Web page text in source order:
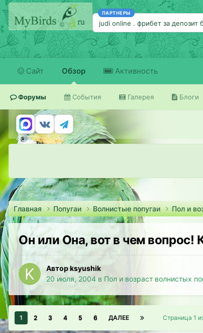
ПАРТНЕРЫ
judi online . фрибет за депозит
Сайт Обзор
Форумы События Галерея Блоги
Активность
Главная Попугаи Волнистые попугаи Пол и
Он или Она, вот в чем вопрос!
Автор ksyushik
20 июля, 2004 в Пол и возраст волнистых
1 2 3 4 5 6 ДАЛЕЕ Страница 1